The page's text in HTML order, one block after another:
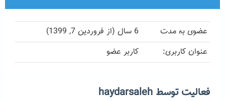
عضوی به مدت
6 سال (از فروردین 7, 1399)
عنوان کاربری:
کاربر عضو
فعالیت توسط haydarsaleh